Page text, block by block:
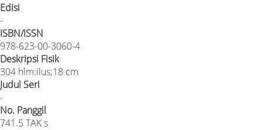
Edisi
-
ISBN/ISSN
978-623-00-3060-4
Deskripsi Fisik
304 hlm:ilus;18 cm
Judul Seri
-
No. Panggil
741.5 TAK s